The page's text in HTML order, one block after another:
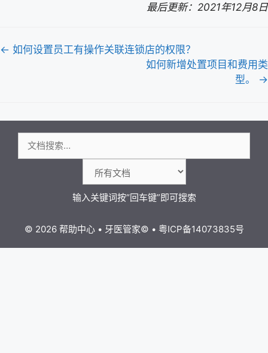
最后更新：2021年12月8日
文
← 如何设置员工有操作关联连锁店的权限？
如何新增处置项目和费用类
型。 →
索：
© 2026 帮助中心• 牙医管家© • 粤ICP备14073835号